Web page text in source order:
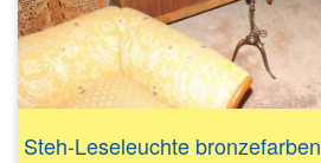
Steh-Leseleuchte bronzefarben